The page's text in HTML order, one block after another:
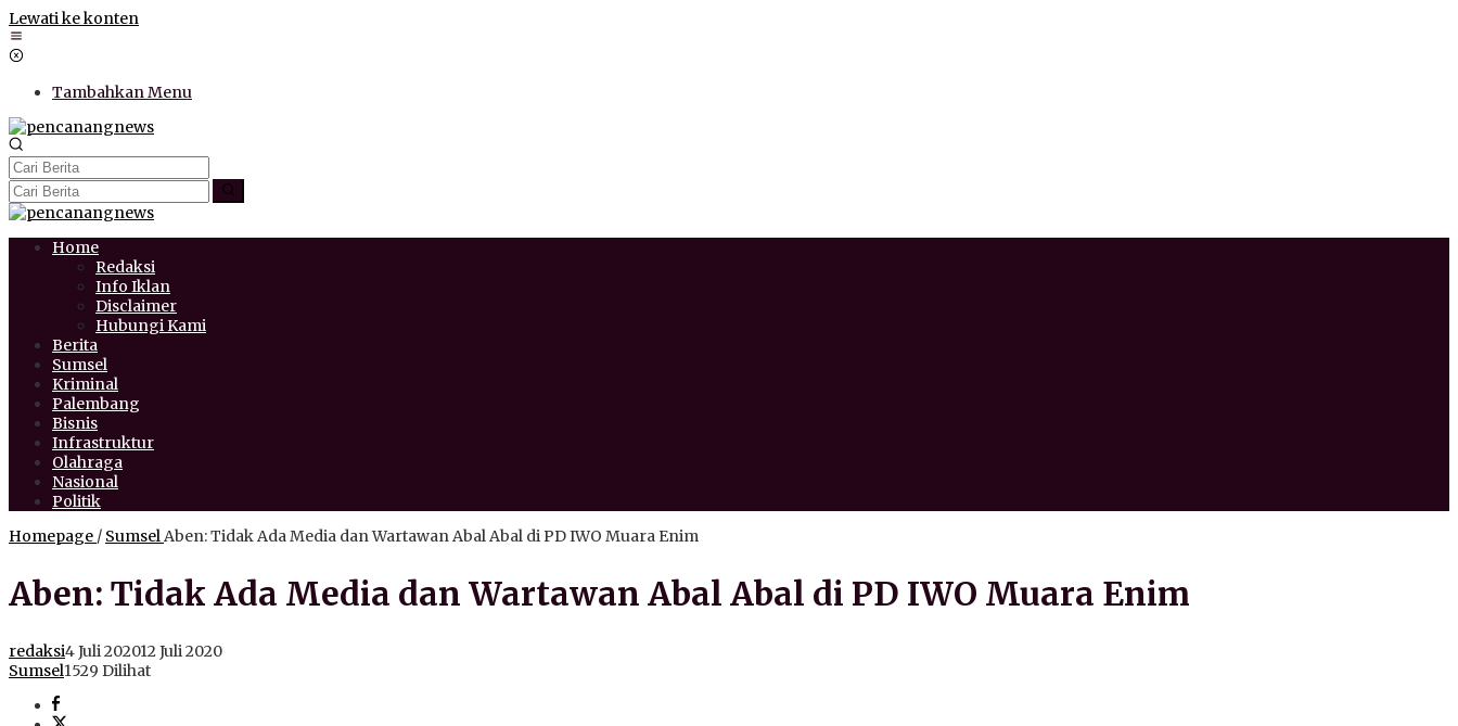
Lewati ke konten
Tambahkan Menu
Home
Redaksi
Info Iklan
Disclaimer
Hubungi Kami
Berita
Sumsel
Kriminal
Palembang
Bisnis
Infrastruktur
Olahraga
Nasional
Politik
Homepage / SumselAben: Tidak Ada Media dan Wartawan Abal Abal di PD IWO Muara Enim
Aben: Tidak Ada Media dan Wartawan Abal Abal di PD IWO Muara Enim
redaksi4 Juli 202012 Juli 2020
Sumsel1529 Dilihat